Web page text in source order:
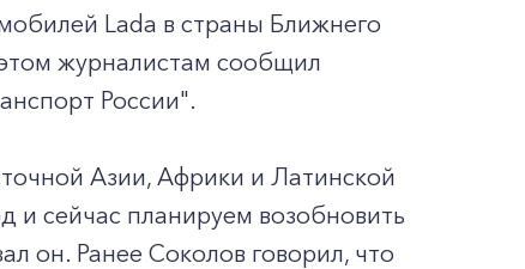
Lada в страны Ближнего
журналистам сообщил
России".
Азии, Африки и Латинской
и сейчас планируем возобновить
он. Ранее Соколов говорил, что